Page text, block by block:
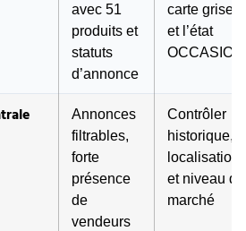
avec 51
produits et
statuts
d’annonce
carte grise
et l’état
OCCASION
Annonces
filtrables,
forte
présence
de
vendeurs
Contrôler
historique,
localisation
et niveau de
marché